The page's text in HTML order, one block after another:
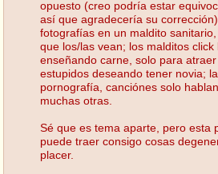
opuesto (creo podría estar
así que agradecería su
fotografías en un maldito
que los/las vean; los malditos
enseñando carne, solo para
estupidos deseando tener novia;
pornografía, canciónes solo
muchas otras.
Sé que es tema aparte, pero esta
puede traer consigo cosas
placer.